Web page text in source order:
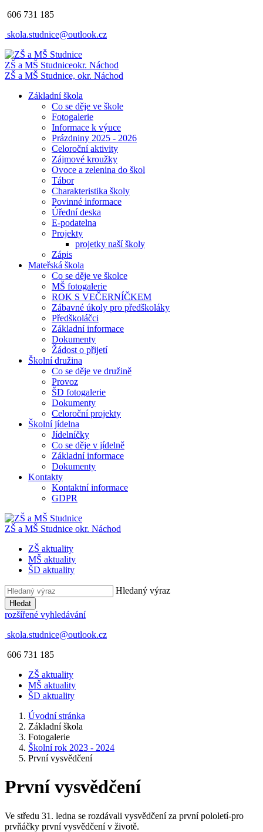
606 731 185
skola.studnice@outlook.cz
ZŠ a MŠ Studniceokr. Náchod
ZŠ a MŠ Studnice, okr. Náchod
Základní škola
Co se děje ve škole
Fotogalerie
Informace k výuce
Prázdniny 2025 - 2026
Celoroční aktivity
Zájmové kroužky
Ovoce a zelenina do škol
Tábor
Charakteristika školy
Povinné informace
Úřední deska
E-podatelna
Projekty
projetky naší školy
Zápis
Mateřská škola
Co se děje ve školce
MŠ fotogalerie
ROK S VEČERNÍČKEM
Zábavné úkoly pro předškoláky
Předškoláčci
Základní informace
Dokumenty
Žádost o přijetí
Školní družina
Co se děje ve družině
Provoz
ŠD fotogalerie
Dokumenty
Celoroční projekty
Školní jídelna
Jídelníčky
Co se děje v jídelně
Základní informace
Dokumenty
Kontakty
Kontaktní informace
GDPR
ZŠ a MŠ Studnice okr. Náchod
ZŠ aktuality
MŠ aktuality
ŠD aktuality
Hledaný výraz
Hledat
rozšířené vyhledávání
skola.studnice@outlook.cz
606 731 185
ZŠ aktuality
MŠ aktuality
ŠD aktuality
Úvodní stránka
Základní škola
Fotogalerie
Školní rok 2023 - 2024
První vysvědčení
První vysvědčení
Ve středu 31. ledna se rozdávali vysvědčení za první pololetí-pro
prvňáčky první vysvědčení v životě.